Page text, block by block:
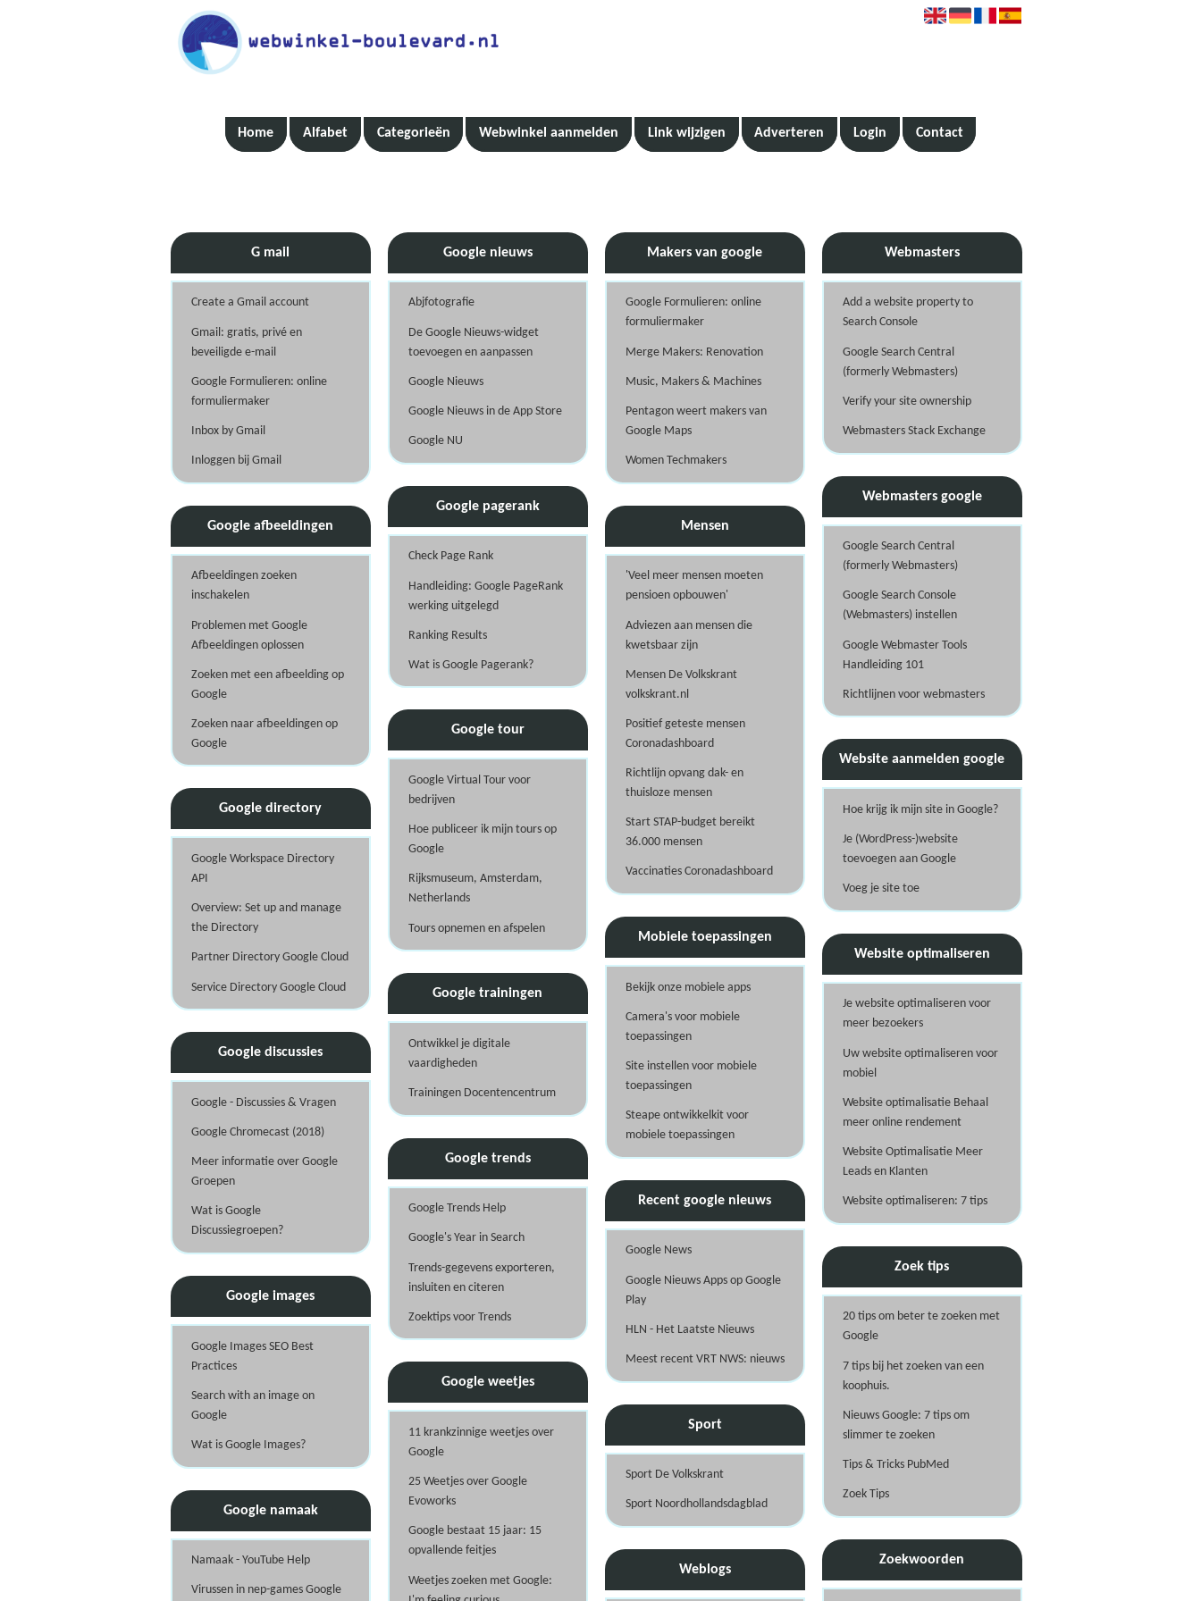
Home Alfabet Categorieën Webwinkel aanmelden Link wijzigen Adverteren Login Contact
G mail
Create a Gmail account
Gmail: gratis, privé en
beveiligde e-mail
Google Formulieren: online
formuliermaker
Inbox by Gmail
Inloggen bij Gmail
Google afbeeldingen
Afbeeldingen zoeken
inschakelen
Problemen met Google
Afbeeldingen oplossen
Zoeken met een afbeelding op
Google
Zoeken naar afbeeldingen op
Google
Google directory
Google Workspace Directory
API
Overview: Set up and manage
the Directory
Partner Directory Google Cloud
Service Directory Google Cloud
Google discussies
Google - Discussies & Vragen
Google Chromecast (2018)
Meer informatie over Google
Groepen
Wat is Google
Discussiegroepen?
Google images
Google Images SEO Best
Practices
Search with an image on
Google
Wat is Google Images?
Google namaak
Namaak - YouTube Help
Virussen in nep-games Google
Google nieuws
Abjfotografie
De Google Nieuws-widget
toevoegen en aanpassen
Google Nieuws
Google Nieuws in de App Store
Google NU
Google pagerank
Check Page Rank
Handleiding: Google PageRank
werking uitgelegd
Ranking Results
Wat is Google Pagerank?
Google tour
Google Virtual Tour voor
bedrijven
Hoe publiceer ik mijn tours op
Google
Rijksmuseum, Amsterdam,
Netherlands
Tours opnemen en afspelen
Google trainingen
Ontwikkel je digitale
vaardigheden
Trainingen Docentencentrum
Google trends
Google Trends Help
Google's Year in Search
Trends-gegevens exporteren,
insluiten en citeren
Zoektips voor Trends
Google weetjes
11 krankzinnige weetjes over
Google
25 Weetjes over Google
Evoworks
Google bestaat 15 jaar: 15
opvallende feitjes
Weetjes zoeken met Google:
Makers van google
Google Formulieren: online
formuliermaker
Merge Makers: Renovation
Music, Makers & Machines
Pentagon weert makers van
Google Maps
Women Techmakers
Mensen
'Veel meer mensen moeten
pensioen opbouwen'
Adviezen aan mensen die
kwetsbaar zijn
Mensen De Volkskrant
volkskrant.nl
Positief geteste mensen
Coronadashboard
Richtlijn opvang dak- en
thuisloze mensen
Start STAP-budget bereikt
36.000 mensen
Vaccinaties Coronadashboard
Mobiele toepassingen
Bekijk onze mobiele apps
Camera's voor mobiele
toepassingen
Site instellen voor mobiele
toepassingen
Steape ontwikkelkit voor
mobiele toepassingen
Recent google nieuws
Google News
Google Nieuws Apps op Google
Play
HLN - Het Laatste Nieuws
Meest recent VRT NWS: nieuws
Sport
Sport De Volkskrant
Sport Noordhollandsdagblad
Weblogs
Webmasters
Add a website property to
Search Console
Google Search Central
(formerly Webmasters)
Verify your site ownership
Webmasters Stack Exchange
Webmasters google
Google Search Central
(formerly Webmasters)
Google Search Console
(Webmasters) instellen
Google Webmaster Tools
Handleiding 101
Richtlijnen voor webmasters
Website aanmelden google
Hoe krijg ik mijn site in Google?
Je (WordPress-)website
toevoegen aan Google
Voeg je site toe
Website optimaliseren
Je website optimaliseren voor
meer bezoekers
Uw website optimaliseren voor
mobiel
Website optimalisatie Behaal
meer online rendement
Website Optimalisatie Meer
Leads en Klanten
Website optimaliseren: 7 tips
Zoek tips
20 tips om beter te zoeken met
Google
7 tips bij het zoeken van een
koophuis.
Nieuws Google: 7 tips om
slimmer te zoeken
Tips & Tricks PubMed
Zoek Tips
Zoekwoorden